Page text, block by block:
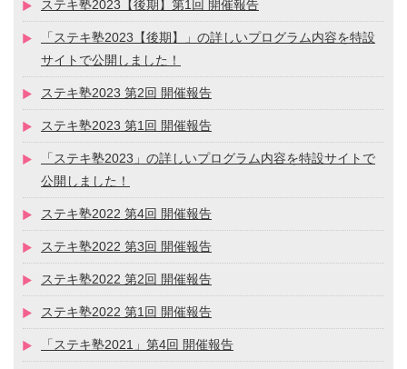
ステキ塾2023【後期】第1回 開催報告
「ステキ塾2023【後期】」の詳しいプログラム内容を特設
サイトで公開しました！
ステキ塾2023 第2回 開催報告
ステキ塾2023 第1回 開催報告
「ステキ塾2023」の詳しいプログラム内容を特設サイトで
公開しました！
ステキ塾2022 第4回 開催報告
ステキ塾2022 第3回 開催報告
ステキ塾2022 第2回 開催報告
ステキ塾2022 第1回 開催報告
「ステキ塾2021」第4回 開催報告